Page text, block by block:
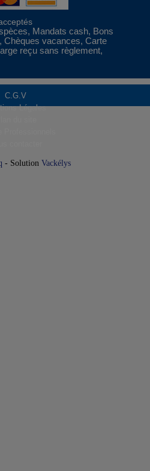
Mandats cash, Bons
Chèques vacances, Carte
reçu sans règlement,
C.G.V
Légales
- Solution Vackélys